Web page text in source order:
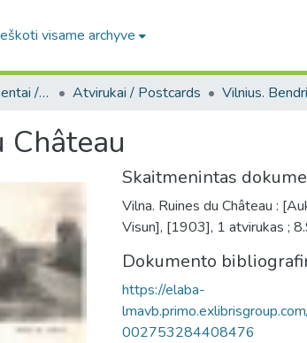
visame archyve
4.3. Vaizdiniai dokumentai / Visual documents Atvirukai / Postcards
Château
Skaitmenintas
Vilna. Ruines du Château :
Visun], [1903], 1 atvirukas ;
Dokumento
https://elaba-
002753284408476